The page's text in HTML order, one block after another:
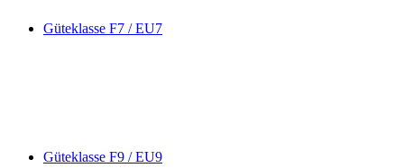
Güteklasse F7 / EU7
Güteklasse F9 / EU9